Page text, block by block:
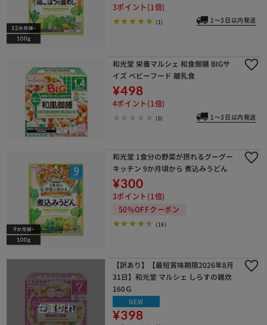
3ポイント(1倍)
(1) 1～3日以内発送
和光堂 栄養マルシェ 和食御膳 BIGサ
イズ ベビーフード 離乳食
¥498
4ポイント(1倍)
(0) 1～3日以内発送
和光堂 1食分の野菜が摂れるグーグー
キッチン 9か月頃から 煮込みうどん
¥300
3ポイント(1倍)
50%OFFクーポン
(18)
【訳あり】【最短賞味期限2026年8月
31日】和光堂 マルシェ しらすの雑炊
160Ｇ
NEW
¥398